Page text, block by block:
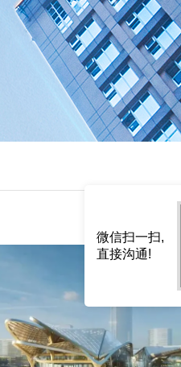
微信扫一扫,
直接沟通!